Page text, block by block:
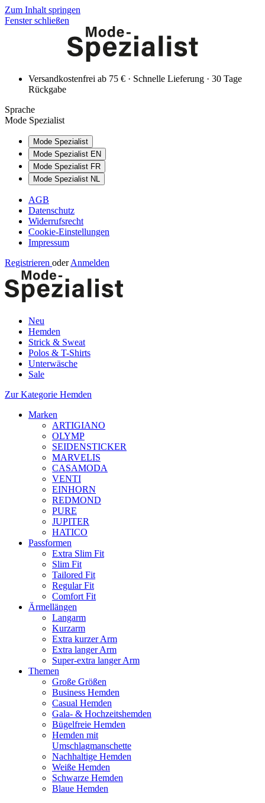
Zum Inhalt springen
Fenster schließen
Versandkostenfrei ab 75 € · Schnelle Lieferung · 30 Tage
Rückgabe
Sprache
Mode Spezialist
Mode Spezialist
Mode Spezialist EN
Mode Spezialist FR
Mode Spezialist NL
AGB
Datenschutz
Widerrufsrecht
Cookie-Einstellungen
Impressum
Registrieren oder Anmelden
Neu
Hemden
Strick & Sweat
Polos & T-Shirts
Unterwäsche
Sale
Zur Kategorie Hemden
Marken
ARTIGIANO
OLYMP
SEIDENSTICKER
MARVELIS
CASAMODA
VENTI
EINHORN
REDMOND
PURE
JUPITER
HATICO
Passformen
Extra Slim Fit
Slim Fit
Tailored Fit
Regular Fit
Comfort Fit
Ärmellängen
Langarm
Kurzarm
Extra kurzer Arm
Extra langer Arm
Super-extra langer Arm
Themen
Große Größen
Business Hemden
Casual Hemden
Gala- & Hochzeitshemden
Bügelfreie Hemden
Hemden mit
Umschlagmanschette
Nachhaltige Hemden
Weiße Hemden
Schwarze Hemden
Blaue Hemden